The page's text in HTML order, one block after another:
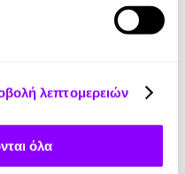
λεπτομερειών
όλα